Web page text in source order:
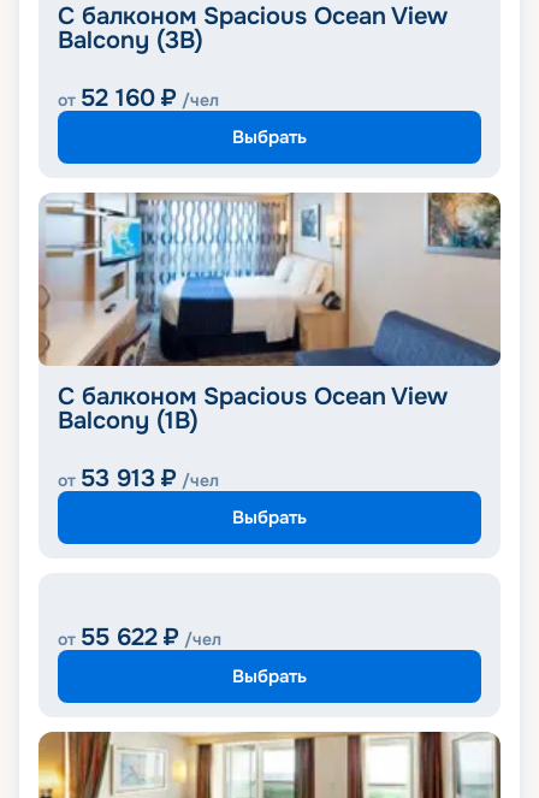
С балконом Spacious Ocean View
Balcony (3B)
от 52 160 ₽ /чел
Выбрать
С балконом Spacious Ocean View
Balcony (1B)
от 53 913 ₽ /чел
Выбрать
от 55 622 ₽ /чел
Выбрать